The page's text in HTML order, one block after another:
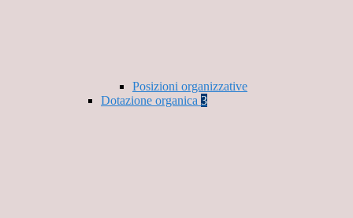
Posizioni organizzative
Dotazione organica 3